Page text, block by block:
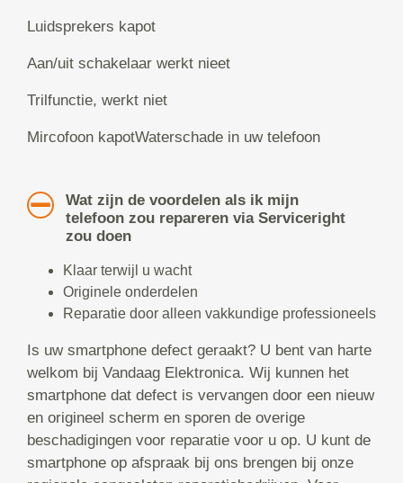
Luidsprekers kapot
Aan/uit schakelaar werkt nieet
Trilfunctie, werkt niet
Mircofoon kapotWaterschade in uw telefoon
Wat zijn de voordelen als ik mijn
telefoon zou repareren via Serviceright
zou doen
Klaar terwijl u wacht
Originele onderdelen
Reparatie door alleen vakkundige professioneels
Is uw smartphone defect geraakt? U bent van harte
welkom bij Vandaag Elektronica. Wij kunnen het
smartphone dat defect is vervangen door een nieuw
en origineel scherm en sporen de overige
beschadigingen voor reparatie voor u op. U kunt de
smartphone op afspraak bij ons brengen bij onze